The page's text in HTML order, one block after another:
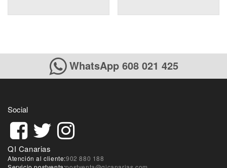
WhatsApp 608 021 425
Social
QI Canarias
Atención al cliente:902 880 188